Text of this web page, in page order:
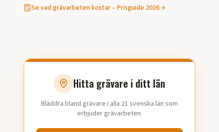
Se vadgrävarbetenkostar – Prisguide 2026
Hitta grävare i ditt län
Bläddra bland grävare i alla 21 svenska län som
erbjuder grävarbeten.